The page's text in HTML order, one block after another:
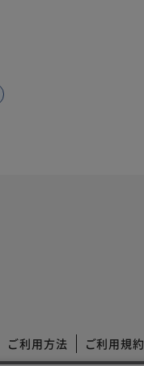
ご利用方法 ご利用規約